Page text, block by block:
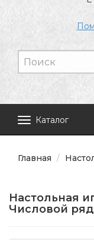
Каталог
Главная
Настольная
Числовой